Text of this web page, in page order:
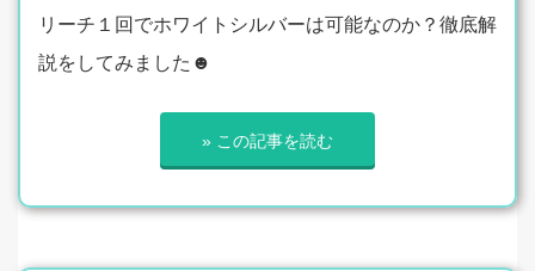
リーチ１回でホワイトシルバーは可能なのか？徹底解
説をしてみました☻
» この記事を読む